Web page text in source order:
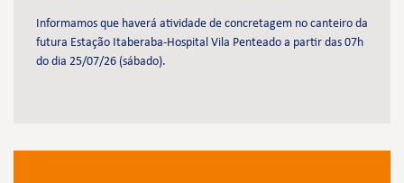
Informamos que haverá atividade de concretagem no canteiro da
futura Estação Itaberaba-Hospital Vila Penteado a partir das 07h
do dia 25/07/26 (sábado).